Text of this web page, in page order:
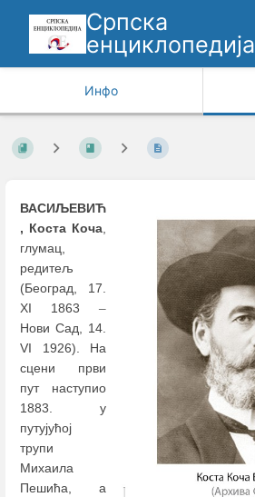
Српска
енциклопедија
Инфо
ВАСИЉЕВИЋ
, Коста Коча,
глумац,
редитељ
(Београд, 17.
XI 1863 –
Нови Сад, 14.
VI 1926). На
сцени први
пут наступио
1883. у
путујућој
трупи
Михаила
Пешића, а